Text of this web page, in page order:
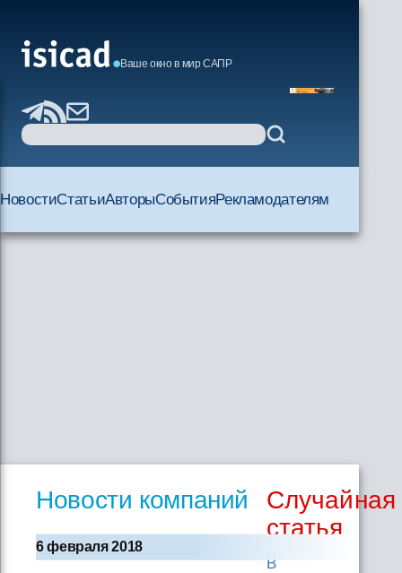
Ваше окно в мир САПР
НовостиСтатьиАвторыСобытияРекламодателям
Новости компаний
6 февраля 2018
Случайная
статья
В